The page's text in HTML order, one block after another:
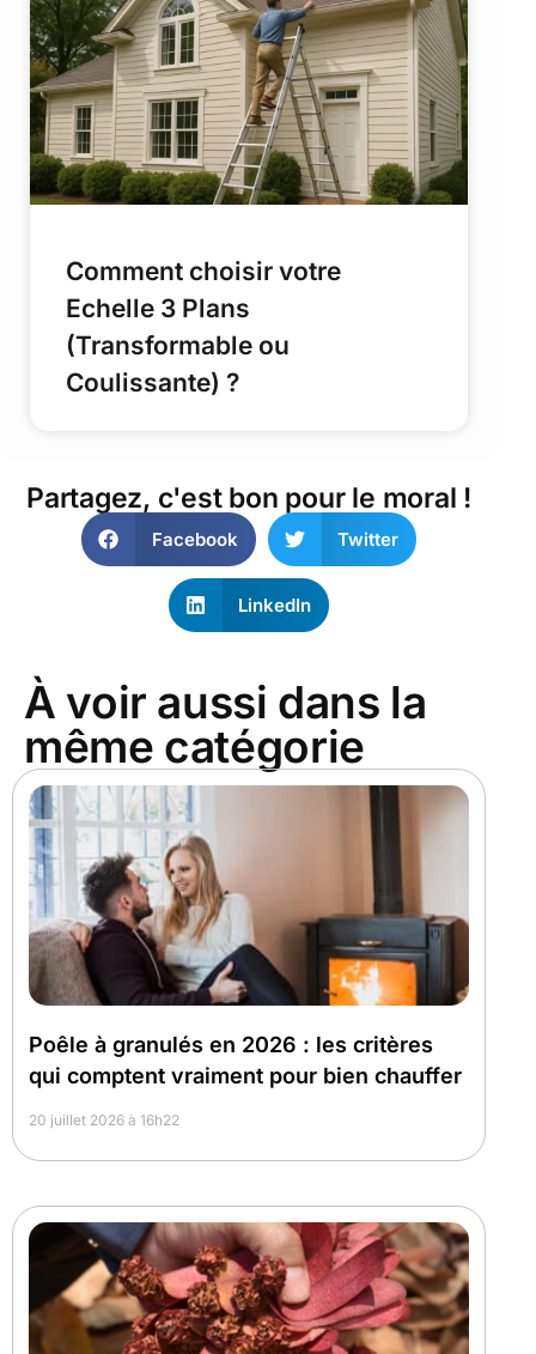
Comment choisir votre
Echelle 3 Plans
(Transformable ou
Coulissante) ?
Partagez, c'est bon pour le moral !
Facebook Twitter
LinkedIn
À voir aussi dans la
même catégorie
Poêle à granulés en 2026 : les critères
qui comptent vraiment pour bien chauffer
20 juillet 2026 à 16h22